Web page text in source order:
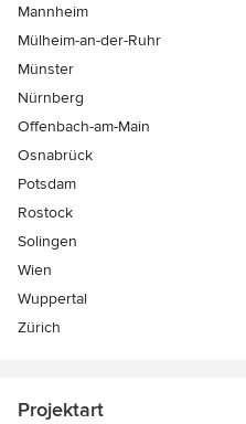
Mannheim
Mülheim-an-der-Ruhr
Münster
Nürnberg
Offenbach-am-Main
Osnabrück
Potsdam
Rostock
Solingen
Wien
Wuppertal
Zürich
Projektart